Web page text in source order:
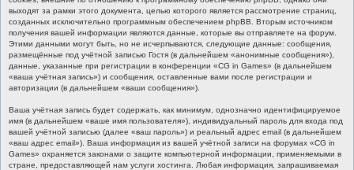
выходят за рамки этого документа, целью которого является рассмотрение страниц,
созданных исключительно программным обеспечением phpBB. Вторым источником
получения вашей информации являются данные, которые вы отправляете на форум.
Этими данными могут быть, но не исчерпываются, следующие данные: сообщения,
размещённые под учётной записью Гостя (в дальнейшем «анонимные сообщения»),
данные, указанные при регистрации в конференции «CG in Games» (в дальнейшем
«ваша учётная запись») и сообщения, оставленные вами после регистрации и
авторизации (в дальнейшем «ваши сообщения»).
Ваша учётная запись будет содержать, как минимум, однозначно идентифицируемое
имя (в дальнейшем «ваше имя пользователя»), индивидуальный пароль для входа под
вашей учётной записью (далее «ваш пароль») и реальный адрес email (в дальнейшем
«ваш адрес email»). Ваша информация из вашей учётной записи на форумах «CG in
Games» охраняется законами о защите компьютерной информации, применяемыми в
стране, предоставляющей нам услуги хостинга. Любая информация, запрашиваемая